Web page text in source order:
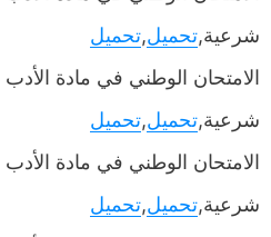
شرعية,تحميل,تحميل
شرعية,تحميل,تحميل
شرعية,تحميل,تحميل